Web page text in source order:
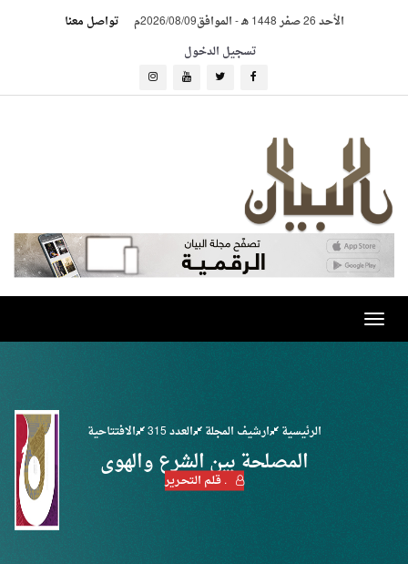
الأحد 26 صفر 1448 هـ -الموافق2026/08/09م
تواصل معنا
تسجيل الدخول
Toggle
navigation
الرئيسية ارشيف المجلة العدد 315 الافتتاحية
المصلحة بين الشرع والهوى
. قـلـم الـتحـرير